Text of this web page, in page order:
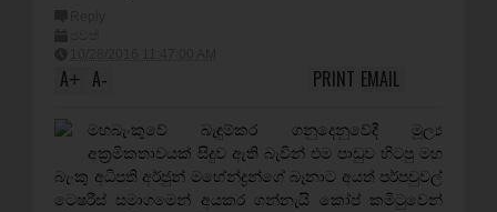
A+ A- EMAIL
PRINT
මහබැංකුවේ බැඳුම්කර ගනුදෙනුවේදී මූල්‍ය
අක්‍රමිකතාවයක් සිදුව ඇති බැවින් එම පාඩුව හිටපු මහ
බැංකු අධිපති අර්ජුන් මහේන්ද්‍රන්ගේ බෑනාට අයත් පර්පචුවල්
ටෙෂරීස් සමාගමෙන් අයකර ගන්නැයි කෝප් කමිටුවෙන්